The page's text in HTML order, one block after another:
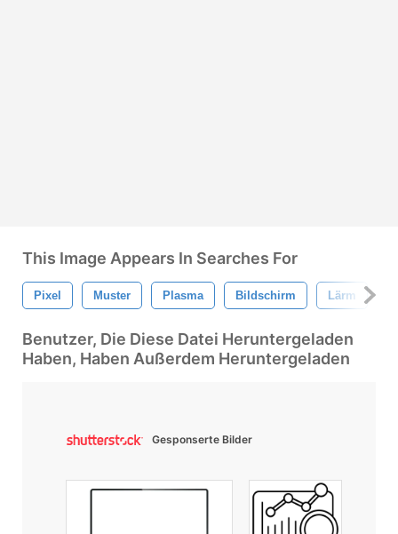
This Image Appears In Searches For
Pixel Muster Plasma Bildschirm Lärm
Benutzer, Die Diese Datei Heruntergeladen
Haben, Haben Außerdem Heruntergeladen
Gesponserte Bilder